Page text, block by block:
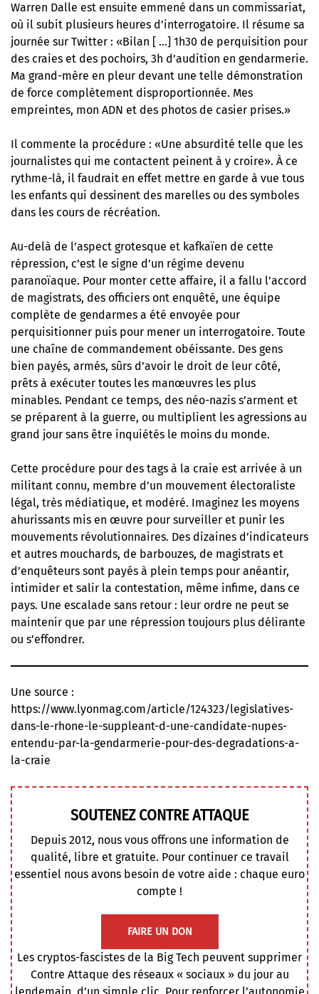
Warren Dalle est ensuite emmené dans un commissariat,
où il subit plusieurs heures d’interrogatoire. Il résume sa
journée sur Twitter : «Bilan [ …] 1h30 de perquisition pour
des craies et des pochoirs, 3h d’audition en gendarmerie.
Ma grand-mère en pleur devant une telle démonstration
de force complètement disproportionnée. Mes
empreintes, mon ADN et des photos de casier prises.»
Il commente la procédure : «Une absurdité telle que les
journalistes qui me contactent peinent à y croire». À ce
rythme-là, il faudrait en effet mettre en garde à vue tous
les enfants qui dessinent des marelles ou des symboles
dans les cours de récréation.
Au-delà de l’aspect grotesque et kafkaïen de cette
répression, c’est le signe d’un régime devenu
paranoïaque. Pour monter cette affaire, il a fallu l’accord
de magistrats, des officiers ont enquêté, une équipe
complète de gendarmes a été envoyée pour
perquisitionner puis pour mener un interrogatoire. Toute
une chaîne de commandement obéissante. Des gens
bien payés, armés, sûrs d’avoir le droit de leur côté,
prêts à exécuter toutes les manœuvres les plus
minables. Pendant ce temps, des néo-nazis s’arment et
se préparent à la guerre, ou multiplient les agressions au
grand jour sans être inquiétés le moins du monde.
Cette procédure pour des tags à la craie est arrivée à un
militant connu, membre d’un mouvement électoraliste
légal, très médiatique, et modéré. Imaginez les moyens
ahurissants mis en œuvre pour surveiller et punir les
mouvements révolutionnaires. Des dizaines d’indicateurs
et autres mouchards, de barbouzes, de magistrats et
d’enquêteurs sont payés à plein temps pour anéantir,
intimider et salir la contestation, même infime, dans ce
pays. Une escalade sans retour : leur ordre ne peut se
maintenir que par une répression toujours plus délirante
ou s’effondrer.
Une source :
https://www.lyonmag.com/article/124323/legislatives-
dans-le-rhone-le-suppleant-d-une-candidate-nupes-
entendu-par-la-gendarmerie-pour-des-degradations-a-
la-craie
SOUTENEZ CONTRE ATTAQUE
Depuis 2012, nous vous offrons une information de
qualité, libre et gratuite. Pour continuer ce travail
essentiel nous avons besoin de votre aide : chaque euro
compte !
FAIRE UN DON
Les cryptos-fascistes de la Big Tech peuvent supprimer
Contre Attaque des réseaux « sociaux » du jour au